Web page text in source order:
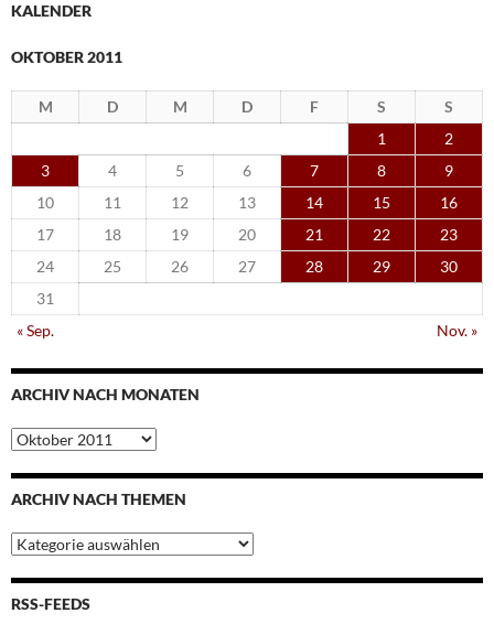
KALENDER
OKTOBER 2011
M D M D F S
S
1
2
3
4 5 6 7 8
9
10
11 12 13 14 15
16
17
18 19 20 21 22
23
24
25 26 27 28 29
30
31
« Sep.
Nov. »
ARCHIV NACH MONATEN
Archiv
nach
Monaten
ARCHIV NACH THEMEN
Archiv
nach
Themen
RSS-FEEDS